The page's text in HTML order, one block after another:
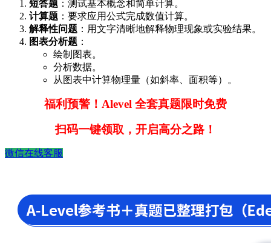
短答题 ：测试基本概念和简单计算。
计算题 ：要求应用公式完成数值计算。
解释性问题 ：用文字清晰地解释物理现象或实验结果。
图表分析题 ：
绘制图表。
分析数据。
从图表中计算物理量（如斜率、面积等）。
福利预警！Alevel 全套真题限时免费
扫码一键领取，开启高分之路！
微信在线客服